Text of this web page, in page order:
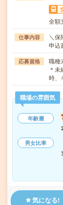
全額
仕事内容
＼保
申込
応募資格
職種
＊
時、
職場の雰囲気
年齢層
男女比率
気になる!